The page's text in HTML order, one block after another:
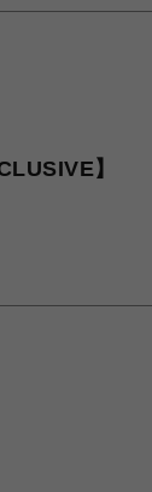
】